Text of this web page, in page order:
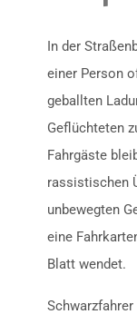
In der
einer Person
geballten
Geflüchteten
Fahrgäste
rassistischen
unbewegten
eine
Blatt wendet.